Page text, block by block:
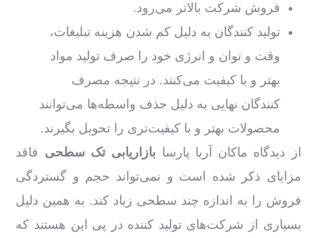
فروش شرکت بالاتر می‌رود.
تولید کنندگان به دلیل کم شدن هزینه تبلیغات،
وقت و توان و انرژی خود را صرف تولید مواد
بهتر و با کیفیت‌ می‌کنند. در نتیجه مصرف
کنندگان نهایی به دلیل حذف واسطه‌ها می‌توانند
محصولات بهتر و با کیفیت‌تری را تحویل بگیرند.
از دیدگاه ماکان آریا پارسا بازاریابی تک سطحی فاقد
مزایای ذکر شده است و نمی‌تواند حجم و گستردگی
فروش را به اندازه چند سطحی زیاد کند. به همین دلیل
بسیاری از شرکت‌های تولید کننده در پی این هستند که